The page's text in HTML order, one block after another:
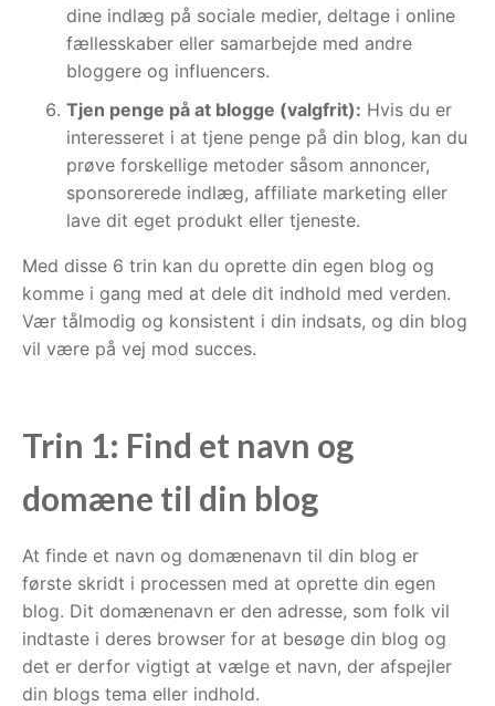
dine indlæg på sociale medier, deltage i online
fællesskaber eller samarbejde med andre
bloggere og influencers.
Tjen penge på at blogge (valgfrit): Hvis du er
interesseret i at tjene penge på din blog, kan du
prøve forskellige metoder såsom annoncer,
sponsorerede indlæg, affiliate marketing eller
lave dit eget produkt eller tjeneste.
Med disse 6 trin kan du oprette din egen blog og
komme i gang med at dele dit indhold med verden.
Vær tålmodig og konsistent i din indsats, og din blog
vil være på vej mod succes.
Trin 1: Find et navn og
domæne til din blog
At finde et navn og domænenavn til din blog er
første skridt i processen med at oprette din egen
blog. Dit domænenavn er den adresse, som folk vil
indtaste i deres browser for at besøge din blog og
det er derfor vigtigt at vælge et navn, der afspejler
din blogs tema eller indhold.